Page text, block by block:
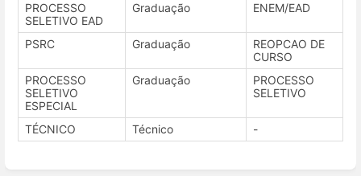
PROCESSO
SELETIVO EAD
Graduação ENEM/EAD
PSRC Graduação
REOPCAO DE
CURSO
PROCESSO
SELETIVO
ESPECIAL
Graduação
PROCESSO
SELETIVO
TÉCNICO Técnico -